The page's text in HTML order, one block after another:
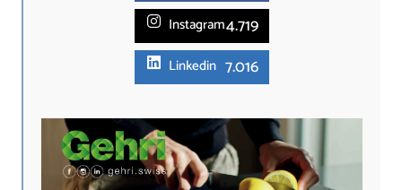
Instagram4.719
Linkedin 7.016